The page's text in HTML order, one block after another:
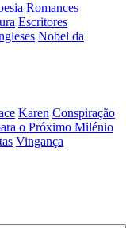
Romances
Escritores
Nobel da
Karen Conspiração
o Próximo Milénio
Vingança